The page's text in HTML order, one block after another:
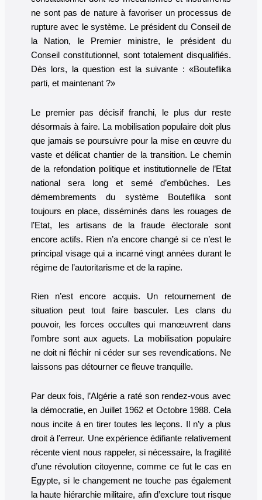
ne sont pas de nature à favoriser un processus de
rupture avec le système. Le président du Conseil de
la Nation, le Premier ministre, le président du
Conseil constitutionnel, sont totalement disqualifiés.
Dès lors, la question est la suivante : «Bouteflika
parti, et maintenant ?»
Le premier pas décisif franchi, le plus dur reste
désormais à faire. La mobilisation populaire doit plus
que jamais se poursuivre pour la mise en œuvre du
vaste et délicat chantier de la transition. Le chemin
de la refondation politique et institutionnelle de l’Etat
national sera long et semé d’embûches. Les
démembrements du système Bouteflika sont
toujours en place, disséminés dans les rouages de
l’Etat, les artisans de la fraude électorale sont
encore actifs. Rien n’a encore changé si ce n’est le
principal visage qui a incarné vingt années durant le
régime de l’autoritarisme et de la rapine.
Rien n’est encore acquis. Un retournement de
situation peut tout faire basculer. Les clans du
pouvoir, les forces occultes qui manœuvrent dans
l’ombre sont aux aguets. La mobilisation populaire
ne doit ni fléchir ni céder sur ses revendications. Ne
laissons pas détourner ce fleuve tranquille.
Par deux fois, l’Algérie a raté son rendez-vous avec
la démocratie, en Juillet 1962 et Octobre 1988. Cela
nous incite à en tirer toutes les leçons. Il n’y a plus
droit à l’erreur. Une expérience édifiante relativement
récente vient nous rappeler, si nécessaire, la fragilité
d’une révolution citoyenne, comme ce fut le cas en
Egypte, si le changement ne touche pas également
la haute hiérarchie militaire, afin d’exclure tout risque